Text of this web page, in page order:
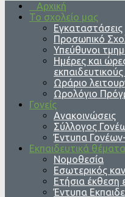
Αρχική
Το σχολείο μας
Εγκαταστάσεις
Προσωπικό
Υπεύθυνοι
Ημέρες και
Ωράριο
Ωρολόγιο
Γονείς
Ανακοινώσεις
Σύλλογος
Έντυπα
Εκπαιδευτικά θέματα
Νομοθεσία
Εσωτερικός
Ετήσια έκθεση
Έντυπα